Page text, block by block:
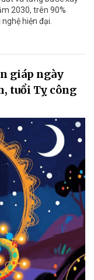
2030, trên 90%
hiện đại.
giáp ngày
tuổi Tỵ công